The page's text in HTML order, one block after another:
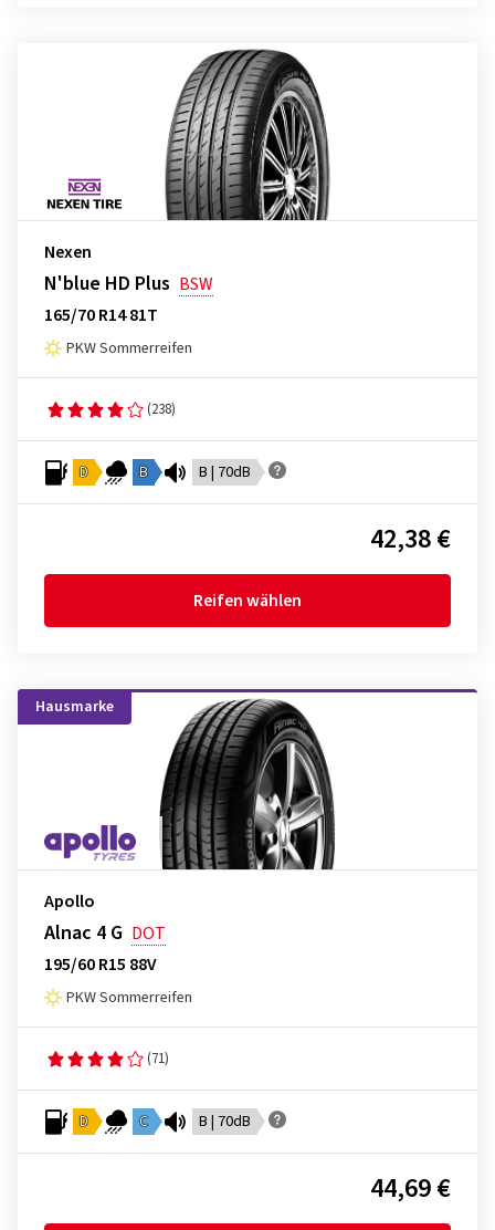
Nexen
N'blue HD Plus BSW
165/70 R14 81T
PKW Sommerreifen
(238)
D B B | 70dB
42,38 €
Reifen wählen
Hausmarke
Apollo
Alnac 4 G DOT
195/60 R15 88V
PKW Sommerreifen
(71)
D C B | 70dB
44,69 €